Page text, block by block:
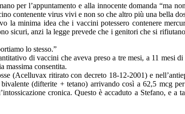
per l’appuntamento e alla innocente domanda “ma
contenente virus vivi e non so che altro più una bella
la minima idea che i vaccini potessero contenere
sicuri, anzi la legge prevede che i genitori che si
lo stesso.”
di vaccini che aveva preso a tre mesi, a 11 mesi
massima consentita.
(Acelluvax ritirato con decreto 18-12-2001) e
bivalente (difterite + tetano) arrivando così a 62,5 mcg
cronica. Questo è accaduto a Stefano, e